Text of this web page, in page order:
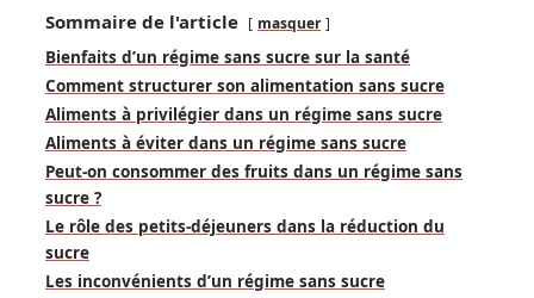
Sommaire de l'article masquer
Bienfaits d’un régime sans sucre sur la santé
Comment structurer son alimentation sans sucre
Aliments à privilégier dans un régime sans sucre
Aliments à éviter dans un régime sans sucre
Peut-on consommer des fruits dans un régime sans
sucre ?
Le rôle des petits-déjeuners dans la réduction du
sucre
Les inconvénients d’un régime sans sucre